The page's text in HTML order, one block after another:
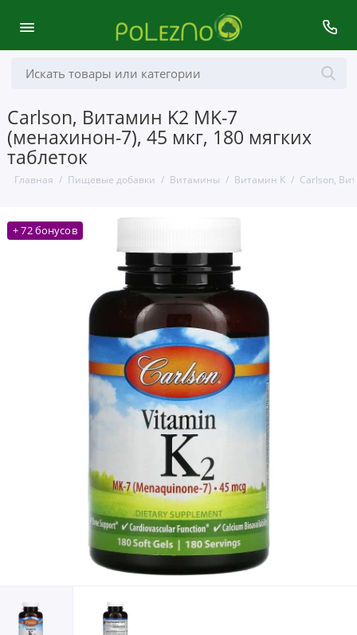
Carlson, Витамин K2 MK-7
(менахинон-7), 45 мкг, 180 мягких
таблеток
Главная Пищевые добавки Витамины Витамин К Carlson,
+ 72 бонусов